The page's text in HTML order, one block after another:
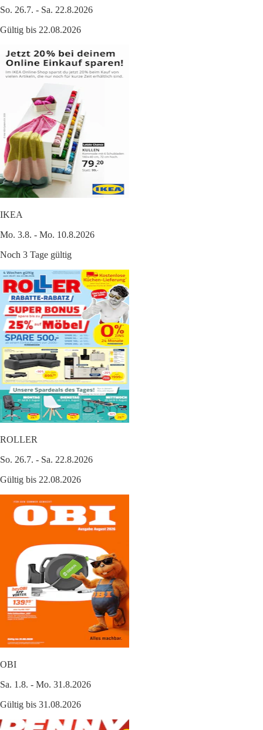
So. 26.7. - Sa. 22.8.2026
Gültig bis 22.08.2026
IKEA
Mo. 3.8. - Mo. 10.8.2026
Noch 3 Tage gültig
ROLLER
So. 26.7. - Sa. 22.8.2026
Gültig bis 22.08.2026
OBI
Sa. 1.8. - Mo. 31.8.2026
Gültig bis 31.08.2026